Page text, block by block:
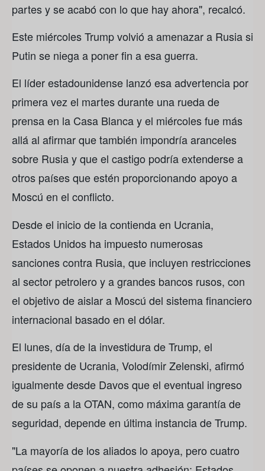
partes y se acabó con lo que hay ahora", recalcó.
Este miércoles Trump volvió a amenazar a Rusia si
Putin se niega a poner fin a esa guerra.
El líder estadounidense lanzó esa advertencia por
primera vez el martes durante una rueda de
prensa en la Casa Blanca y el miércoles fue más
allá al afirmar que también impondría aranceles
sobre Rusia y que el castigo podría extenderse a
otros países que estén proporcionando apoyo a
Moscú en el conflicto.
Desde el inicio de la contienda en Ucrania,
Estados Unidos ha impuesto numerosas
sanciones contra Rusia, que incluyen restricciones
al sector petrolero y a grandes bancos rusos, con
el objetivo de aislar a Moscú del sistema financiero
internacional basado en el dólar.
El lunes, día de la investidura de Trump, el
presidente de Ucrania, Volodímir Zelenski, afirmó
igualmente desde Davos que el eventual ingreso
de su país a la OTAN, como máxima garantía de
seguridad, depende en última instancia de Trump.
"La mayoría de los aliados lo apoya, pero cuatro